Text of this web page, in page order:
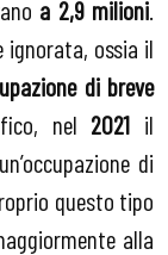
a 2,9 milioni
ignorata, ossia il
di breve
nel 2021 il
di
questo tipo
alla